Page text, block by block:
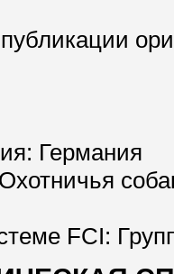
Германия
FCI: